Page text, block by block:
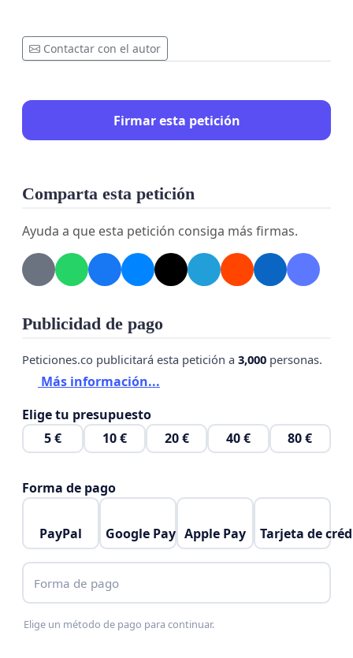
Contactar con el autor
Firmar esta petición
Comparta esta petición
Ayuda a que esta petición consiga más firmas.
Publicidad de pago
Peticiones.co publicitará esta petición a 3,000 personas.
Más información...
Elige tu presupuesto
5 €
10 € 20 € 40 € 80 €
Forma de pago
PayPal Google Pay Apple Pay Tarjeta de
Forma de pago
Elige un método de pago para continuar.